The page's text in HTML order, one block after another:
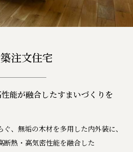
注文住宅
能が融合したすまいづくりを
、無垢の木材を多用した内外装に、
断熱・高気密性能を融合した